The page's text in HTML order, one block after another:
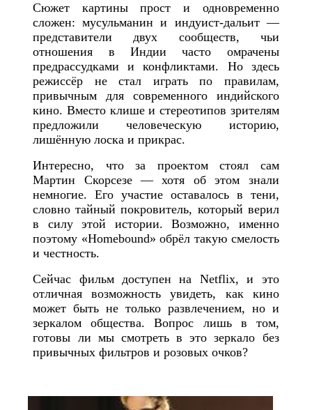
Сюжет картины прост и одновременно
сложен: мусульманин и индуист-дальит —
представители двух сообществ, чьи
отношения в Индии часто омрачены
предрассудками и конфликтами. Но здесь
режиссёр не стал играть по правилам,
привычным для современного индийского
кино. Вместо клише и стереотипов зрителям
предложили человеческую историю,
лишённую лоска и прикрас.
Интересно, что за проектом стоял сам
Мартин Скорсезе — хотя об этом знали
немногие. Его участие оставалось в тени,
словно тайный покровитель, который верил
в силу этой истории. Возможно, именно
поэтому «Homebound» обрёл такую смелость
и честность.
Сейчас фильм доступен на Netflix, и это
отличная возможность увидеть, как кино
может быть не только развлечением, но и
зеркалом общества. Вопрос лишь в том,
готовы ли мы смотреть в это зеркало без
привычных фильтров и розовых очков?